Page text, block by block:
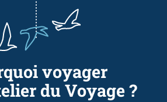
voyager
du Voyage ?